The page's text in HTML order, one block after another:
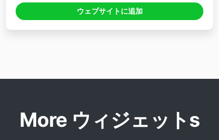
ウェブサイトに追加
More ウィジェットs